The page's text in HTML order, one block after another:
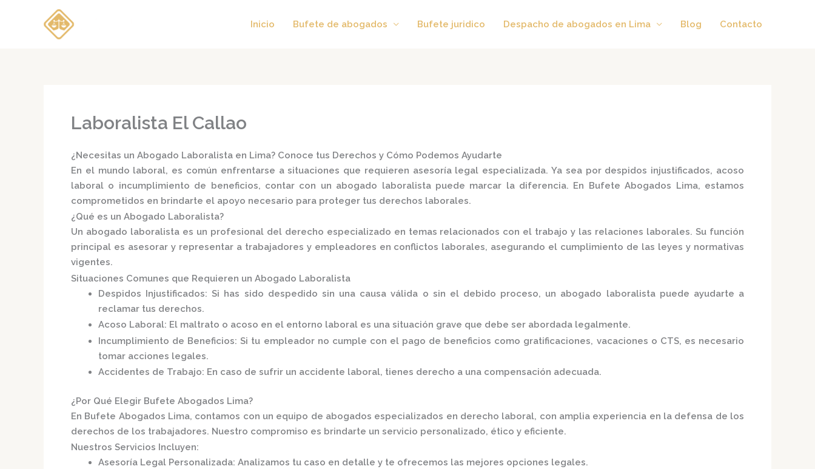
Inicio Bufete de abogados Bufete juridico Despacho de abogados en Lima Blog Contacto
Laboralista El Callao
¿Necesitas un Abogado Laboralista en Lima? Conoce tus Derechos y Cómo Podemos Ayudarte
En el mundo laboral, es común enfrentarse a situaciones que requieren asesoría legal especializada. Ya sea por despidos injustificados, acoso
laboral o incumplimiento de beneficios, contar con un abogado laboralistapuede marcar la diferencia. En Bufete Abogados Lima, estamos
comprometidos en brindarte el apoyo necesario para proteger tus derechos laborales.
¿Qué es un Abogado Laboralista?
Un abogado laboralistaes un profesional del derecho especializado en temas relacionados con el trabajo y las relaciones laborales. Su función
principal es asesorar y representar a trabajadores y empleadores en conflictos laborales, asegurando el cumplimiento de las leyes y normativas
vigentes.
Situaciones Comunes que Requieren un Abogado Laboralista
Despidos Injustificados:Si has sido despedido sin una causa válida o sin el debido proceso, un abogado laboralista puede ayudarte a
reclamar tus derechos.
Acoso Laboral: El maltrato o acoso en el entorno laboral es una situación grave que debe ser abordada legalmente.
Incumplimiento de Beneficios:Si tu empleador no cumple con el pago de beneficios como gratificaciones, vacaciones o CTS, es necesario
tomar acciones legales.
Accidentes de Trabajo: En caso de sufrir un accidente laboral, tienes derecho a una compensación adecuada.
¿Por Qué Elegir Bufete Abogados Lima?
En Bufete Abogados Lima, contamos con un equipo de abogados especializados en derecho laboral, con amplia experiencia en la defensa de los
derechos de los trabajadores. Nuestro compromiso es brindarte un servicio personalizado, ético y eficiente.
Nuestros Servicios Incluyen:
Asesoría Legal Personalizada: Analizamos tu caso en detalle y te ofrecemos las mejores opciones legales.